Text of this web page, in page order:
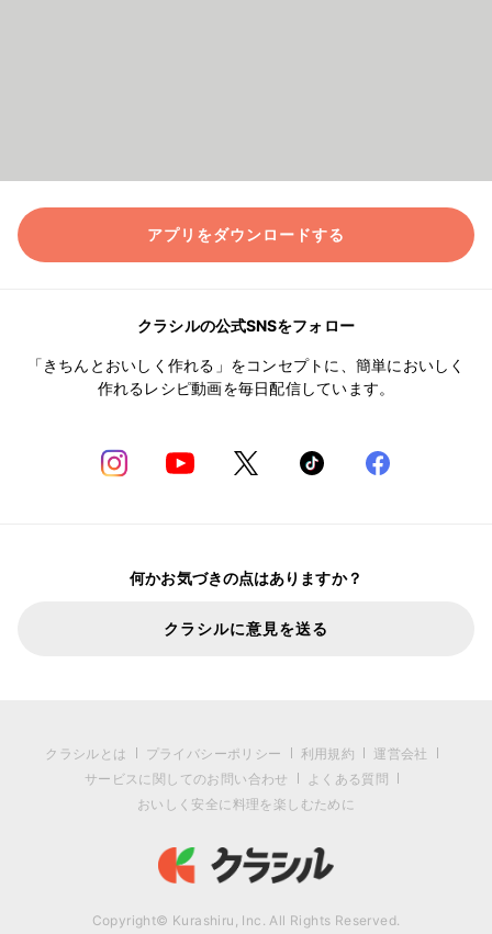
アプリをダウンロードする
クラシルの公式SNSをフォロー
「きちんとおいしく作れる」をコンセプトに、簡単においしく
作れるレシピ動画を毎日配信しています。
何かお気づきの点はありますか？
クラシルに意見を送る
クラシルとは プライバシーポリシー 利用規約
運営会社
サービスに関してのお問い合わせ
よくある質問
おいしく安全に料理を楽しむために
Copyright© Kurashiru, Inc. All Rights Reserved.